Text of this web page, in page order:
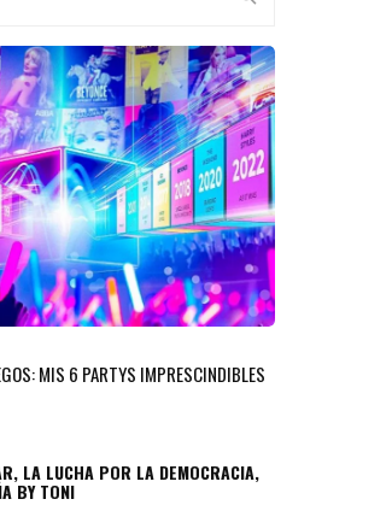
MIS 6 PARTYS IMPRESCINDIBLES
LA LUCHA POR LA DEMOCRACIA,
BY TONI